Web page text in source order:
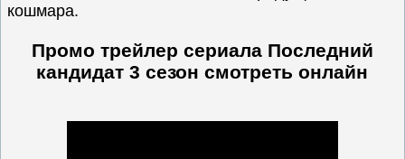
кошмара.
Промо трейлер сериала Последний
кандидат 3 сезон смотреть онлайн